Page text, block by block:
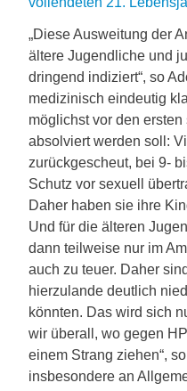
„Diese Ausweitung der
ältere Jugendliche und
dringend indiziert“, so
medizinisch eindeutig
möglichst vor den
absolviert werden soll:
zurückgescheut, bei 9-
Schutz vor sexuell
Daher haben sie ihre
Und für die älteren
dann teilweise nur im
auch zu teuer. Daher
hierzulande deutlich
könnten. Das wird sich
wir überall, wo gegen
einem Strang ziehen“,
insbesondere an